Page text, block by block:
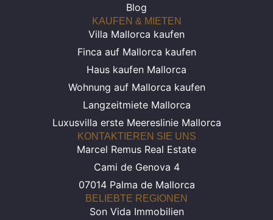
Blog
KAUFEN & MIETEN
Villa Mallorca kaufen
Finca auf Mallorca kaufen
Haus kaufen Mallorca
Wohnung auf Mallorca kaufen
Langzeitmiete Mallorca
Luxusvilla erste Meereslinie Mallorca
KONTAKTIEREN SIE UNS
Marcel Remus Real Estate
Cami de Genova 4
07014 Palma de Mallorca
BELIEBTE REGIONEN
Son Vida Immobilien